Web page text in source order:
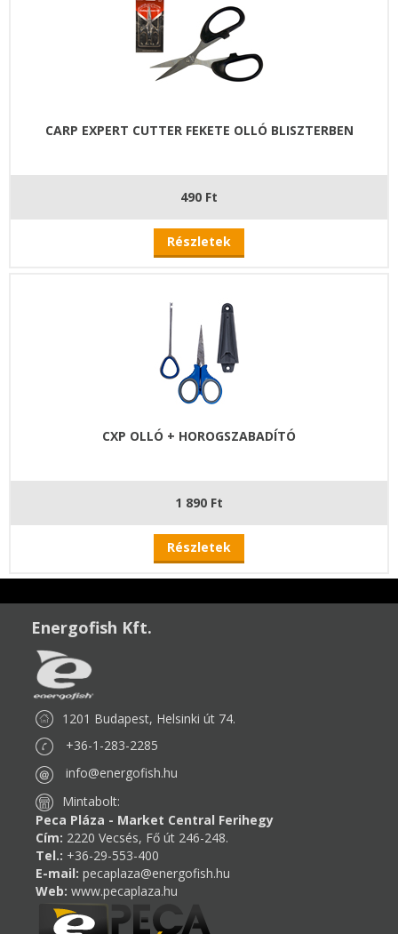
CARP EXPERT CUTTER FEKETE OLLÓ BLISZTERBEN
490 Ft
Részletek
CXP OLLÓ + HOROGSZABADÍTÓ
1 890 Ft
Részletek
Energofish Kft.
1201 Budapest, Helsinki út 74.
+36-1-283-2285
info@energofish.hu
Mintabolt:
Peca Pláza - Market Central Ferihegy
Cím: 2220 Vecsés, Fő út 246-248.
Tel.: +36-29-553-400
E-mail: pecaplaza@energofish.hu
Web: www.pecaplaza.hu